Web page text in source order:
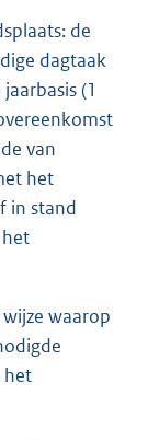
de
dagtaak
(1
van
het
in stand
waarop
het